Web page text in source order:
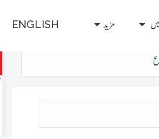
مزید ENGLISH